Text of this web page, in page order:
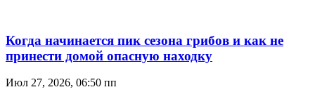
Когда начинается пик сезона грибов и как не
принести домой опасную находку
Июл 27, 2026, 06:50 пп